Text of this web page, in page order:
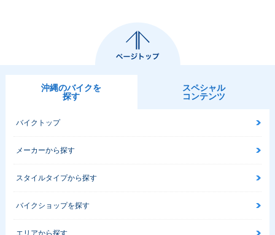
沖縄のバイクを
探す
スペシャル
コンテンツ
バイクトップ
メーカーから探す
スタイルタイプから探す
バイクショップを探す
エリアから探す